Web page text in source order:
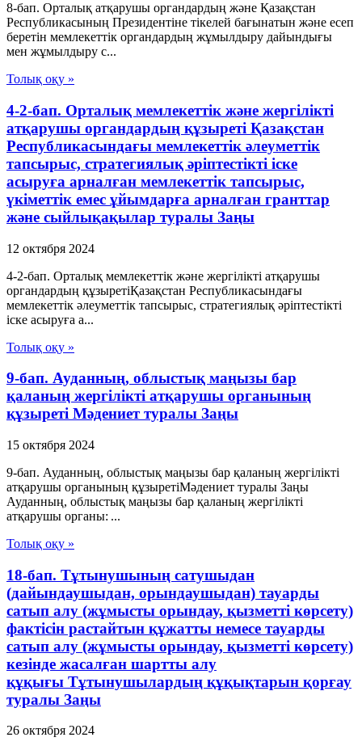
8-бап. Орталық атқарушы органдардың және Қазақстан
Республикасының Президентіне тікелей бағынатын және есеп
беретін мемлекеттік органдардың жұмылдыру дайындығы
мен жұмылдыру с...
Толық оқу »
4-2-бап. Орталық мемлекеттік және жергілікті
атқарушы органдардың құзыреті Қазақстан
Республикасындағы мемлекеттік әлеуметтік
тапсырыс, стратегиялық әріптестікті іске
асыруға арналған мемлекеттік тапсырыс,
үкіметтік емес ұйымдарға арналған гранттар
және сыйлықақылар туралы Заңы
12 октября 2024
4-2-бап. Орталық мемлекеттік және жергілікті атқарушы
органдардың құзыретіҚазақстан Республикасындағы
мемлекеттік әлеуметтік тапсырыс, стратегиялық әріптестікті
іске асыруға а...
Толық оқу »
9-бап. Ауданның, облыстық маңызы бар
қаланың жергілікті атқарушы органының
құзыреті Мәдениет туралы Заңы
15 октября 2024
9-бап. Ауданның, облыстық маңызы бар қаланың жергілікті
атқарушы органының құзыретіМәдениет туралы Заңы
Ауданның, облыстық маңызы бар қаланың жергілікті
атқарушы органы: ...
Толық оқу »
18-бап. Тұтынушының сатушыдан
(дайындаушыдан, орындаушыдан) тауарды
сатып алу (жұмысты орындау, қызметті көрсету)
фактісін растайтын құжатты немесе тауарды
сатып алу (жұмысты орындау, қызметті көрсету)
кезінде жасалған шартты алу
құқығы Тұтынушылардың құқықтарын қорғау
туралы Заңы
26 октября 2024